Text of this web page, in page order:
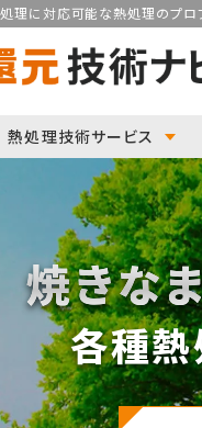
に対応可能な熱処理のプロフ
熱処理技術サービス
焼きな
各種